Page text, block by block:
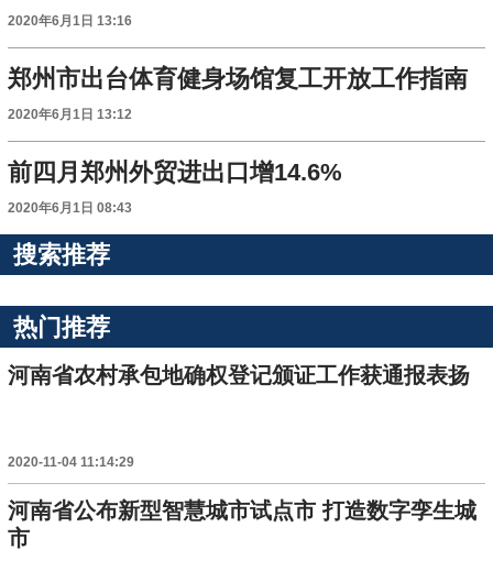
2020年6月1日 13:16
郑州市出台体育健身场馆复工开放工作指南
2020年6月1日 13:12
前四月郑州外贸进出口增14.6%
2020年6月1日 08:43
搜索推荐
热门推荐
河南省农村承包地确权登记颁证工作获通报表扬
2020-11-04 11:14:29
河南省公布新型智慧城市试点市 打造数字孪生城
市